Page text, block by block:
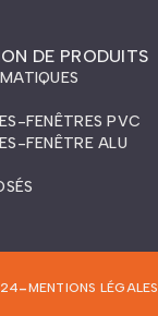
DE PRODUITS
FENÊTRES PVC
FENÊTRE ALU
-MENTIONS LÉGALES